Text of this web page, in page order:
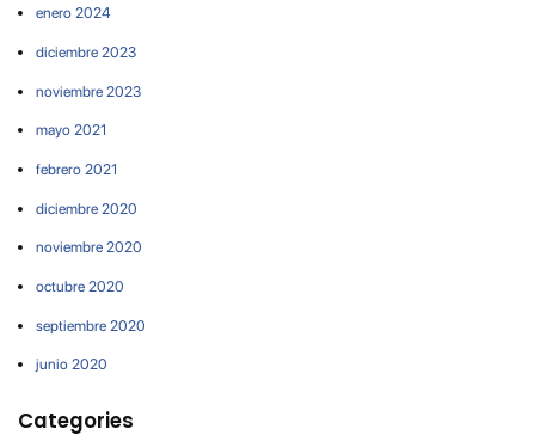
enero 2024
diciembre 2023
noviembre 2023
mayo 2021
febrero 2021
diciembre 2020
noviembre 2020
octubre 2020
septiembre 2020
junio 2020
Categories